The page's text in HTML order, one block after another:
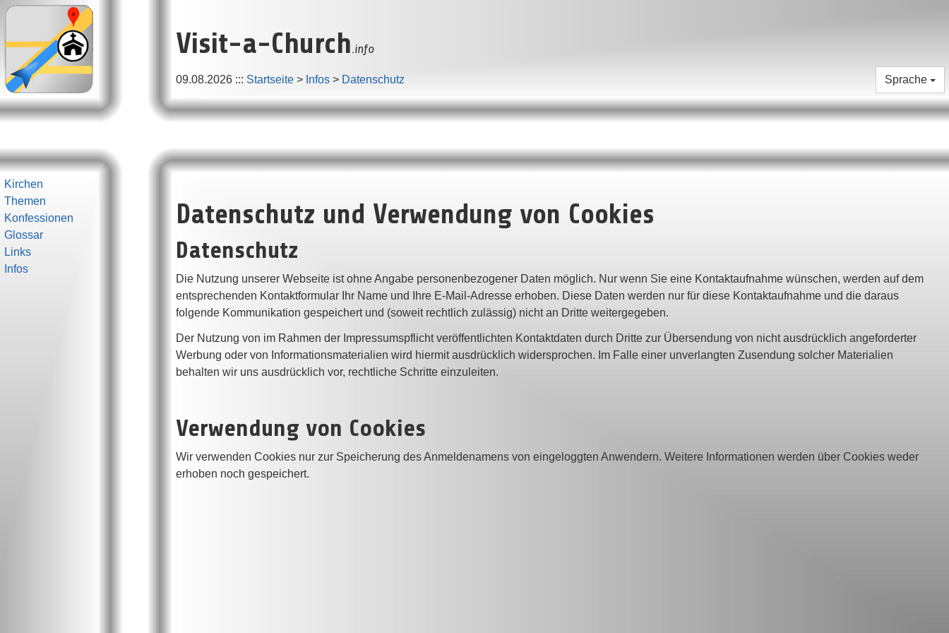
Visit-a-Church.info
09.08.2026 ::: Startseite > Infos > Datenschutz Sprache
Kirchen
Themen
Konfessionen
Glossar
Links
Infos
Datenschutz und Verwendung von Cookies
Datenschutz
Die Nutzung unserer Webseite ist ohne Angabe personenbezogener Daten möglich. Nur wenn Sie eine Kontaktaufnahme wünschen, werden auf dem
entsprechenden Kontaktformular Ihr Name und Ihre E-Mail-Adresse erhoben. Diese Daten werden nur für diese Kontaktaufnahme und die daraus
folgende Kommunikation gespeichert und (soweit rechtlich zulässig) nicht an Dritte weitergegeben.
Der Nutzung von im Rahmen der Impressumspflicht veröffentlichten Kontaktdaten durch Dritte zur Übersendung von nicht ausdrücklich angeforderter
Werbung oder von Informationsmaterialien wird hiermit ausdrücklich widersprochen. Im Falle einer unverlangten Zusendung solcher Materialien
behalten wir uns ausdrücklich vor, rechtliche Schritte einzuleiten.
Verwendung von Cookies
Wir verwenden Cookies nur zur Speicherung des Anmeldenamens von eingeloggten Anwendern. Weitere Informationen werden über Cookies weder
erhoben noch gespeichert.